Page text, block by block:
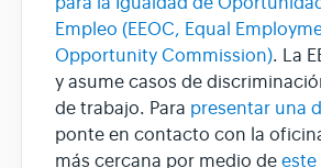
Empleo (EEOC, Equal
Opportunity Commission). La
y asume casos de
de trabajo. Para presentar una
ponte en contacto con la
más cercana por medio de